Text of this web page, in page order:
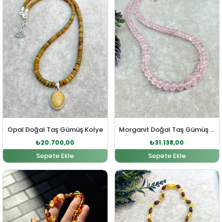
Opal Doğal Taş Gümüş Kolye
₺20.700,00
Sepete Ekle
Morganit Doğal Taş Gümüş Kolye
₺31.138,00
Sepete Ekle
Orijinal fiyat: ₺3.425,00.
Şu andaki fiyat: ₺3.114,00.Orijinal fiyat:Şu andaki